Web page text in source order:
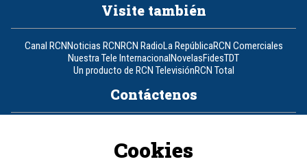
Visite también
Canal RCNNoticias RCNRCN RadioLa RepúblicaRCN Comerciales
Nuestra Tele InternacionalNovelasFidesTDT
Un producto de RCN TelevisiónRCN Total
Contáctenos
Cookies